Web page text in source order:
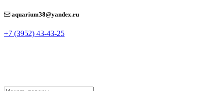
aquarium38@yandex.ru
+7 (3952) 43-43-25